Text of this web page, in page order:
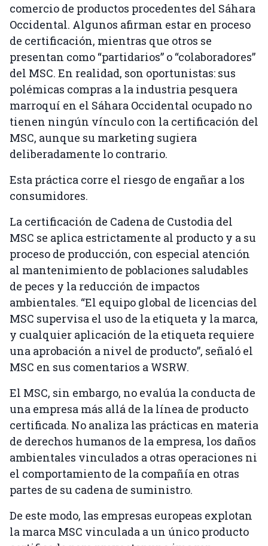
comercio de productos procedentes del Sáhara
Occidental. Algunos afirman estar en proceso
de certificación, mientras que otros se
presentan como “partidarios” o “colaboradores”
del MSC. En realidad, son oportunistas: sus
polémicas compras a la industria pesquera
marroquí en el Sáhara Occidental ocupado no
tienen ningún vínculo con la certificación del
MSC, aunque su marketing sugiera
deliberadamente lo contrario.
Esta práctica corre el riesgo de engañar a los
consumidores.
La certificación de Cadena de Custodia del
MSC se aplica estrictamente al producto y a su
proceso de producción, con especial atención
al mantenimiento de poblaciones saludables
de peces y la reducción de impactos
ambientales. “El equipo global de licencias del
MSC supervisa el uso de la etiqueta y la marca,
y cualquier aplicación de la etiqueta requiere
una aprobación a nivel de producto”, señaló el
MSC en sus comentarios a WSRW.
El MSC, sin embargo, no evalúa la conducta de
una empresa más allá de la línea de producto
certificada. No analiza las prácticas en materia
de derechos humanos de la empresa, los daños
ambientales vinculados a otras operaciones ni
el comportamiento de la compañía en otras
partes de su cadena de suministro.
De este modo, las empresas europeas explotan
la marca MSC vinculada a un único producto